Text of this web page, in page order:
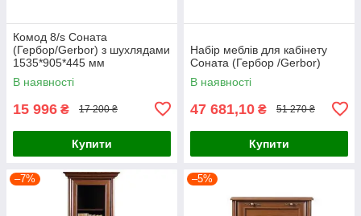
Комод 8/s Соната
(Гербор/Gerbor) з шухлядами
1535*905*445 мм
В наявності
15 996 ₴ 17 200 ₴
Купити
Набір меблів для кабінету
Соната (Гербор /Gerbor)
В наявності
47 681,10 ₴ 51 270 ₴
Купити
–7% –5%